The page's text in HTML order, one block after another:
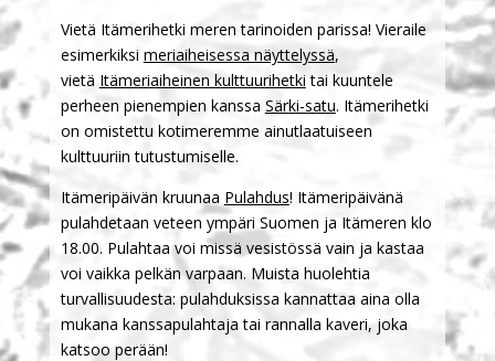
Vietä Itämerihetki meren tarinoiden parissa! Vieraile
esimerkiksi meriaiheisessa näyttelyssä,
vietä Itämeriaiheinen kulttuurihetki tai kuuntele
perheen pienempien kanssa Särki-satu. Itämerihetki
on omistettu kotimeremme ainutlaatuiseen
kulttuuriin tutustumiselle.
Itämeripäivän kruunaa Pulahdus! Itämeripäivänä
pulahdetaan veteen ympäri Suomen ja Itämeren klo
18.00. Pulahtaa voi missä vesistössä vain ja kastaa
voi vaikka pelkän varpaan. Muista huolehtia
turvallisuudesta: pulahduksissa kannattaa aina olla
mukana kanssapulahtaja tai rannalla kaveri, joka
katsoo perään!